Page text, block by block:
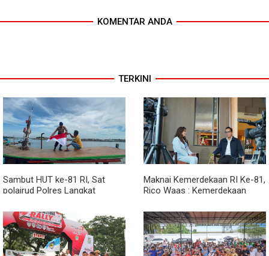
KOMENTAR ANDA
TERKINI
Sambut HUT ke-81 RI, Sat
polairud Polres Langkat
kepada Nelayan
Maknai Kemerdekaan RI Ke-81,
Rico Waas : Kemerdekaan
Lewat Peningkatan Pelayanan
Primer